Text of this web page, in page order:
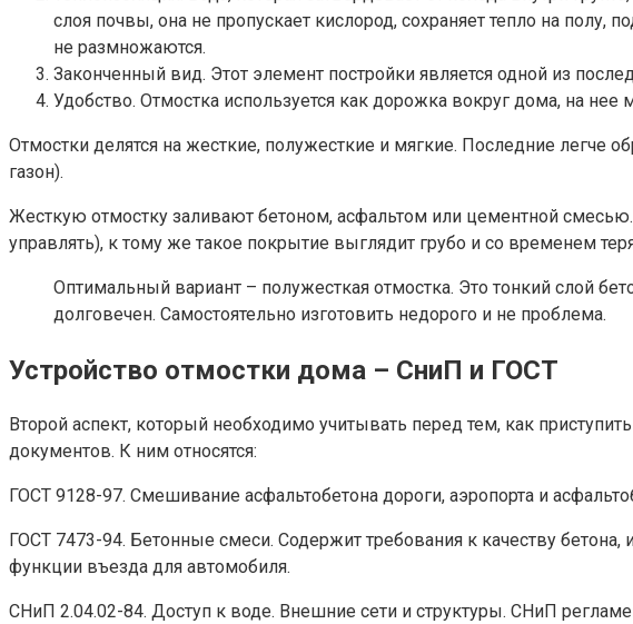
слоя почвы, она не пропускает кислород, сохраняет тепло на
не размножаются.
Законченный вид. Этот элемент постройки является одной из
Удобство. Отмостка используется как дорожка вокруг дома, на
Отмостки делятся на жесткие, полужесткие и мягкие. Последние легче
газон).
Жесткую отмостку заливают бетоном, асфальтом или цементной
управлять), к тому же такое покрытие выглядит грубо и со временем
Оптимальный вариант – полужесткая отмостка. Это тонкий слой
долговечен. Самостоятельно изготовить недорого и не проблема.
Устройство отмостки дома – СниП и ГОСТ
Второй аспект, который необходимо учитывать перед тем, как
документов. К ним относятся:
ГОСТ 9128-97. Смешивание асфальтобетона дороги, аэропорта и
ГОСТ 7473-94. Бетонные смеси. Содержит требования к качеству
функции въезда для автомобиля.
СНиП 2.04.02-84. Доступ к воде. Внешние сети и структуры. СНиП